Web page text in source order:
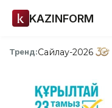
KAZINFORM
Тренд:Сайлау-2026